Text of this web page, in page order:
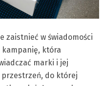
zaistnieć w świadomości
kampanię, która
marki i jej
przestrzeń, do której